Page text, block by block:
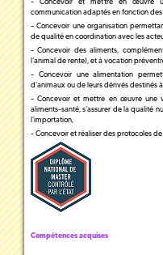
communication adaptés en fonction des
- Concevoir une organisation
de qualité en coordination avec les
- Concevoir des aliments,
l’animal de rente), et à vocation
- Concevoir une alimentation
d’animaux ou de leurs dérivés destinés
- Concevoir et mettre en œuvre une
aliments-santé, s’assurer de la qualité
l’importation,
- Concevoir et réaliser des protocoles
Compétences acquises